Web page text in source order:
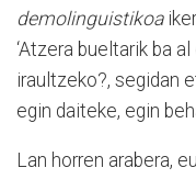
demolinguistikoa
‘Atzera bueltarik ba
iraultzeko?, segidan
egin daiteke, egin
Lan horren arabera,